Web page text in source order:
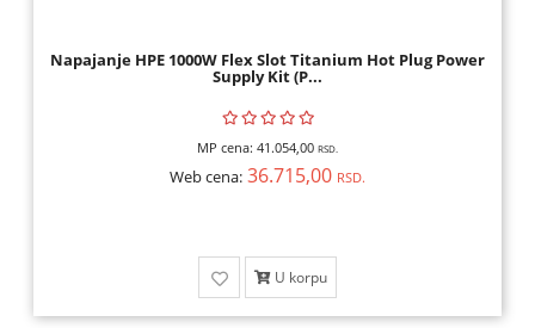
Napajanje HPE 1000W Flex Slot Titanium Hot Plug Power
Supply Kit (P...
MP cena: 41.054,00 RSD.
Web cena: 36.715,00 RSD.
U korpu